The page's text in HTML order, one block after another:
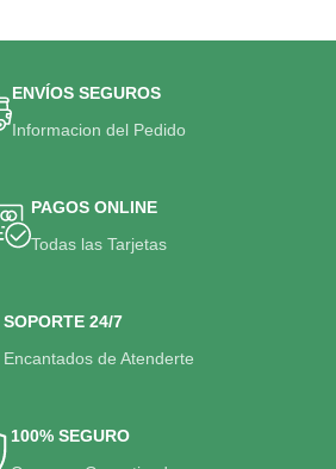
ENVÍOS SEGUROS
Informacion del Pedido
PAGOS ONLINE
Todas las Tarjetas
SOPORTE 24/7
Encantados de Atenderte
100% SEGURO